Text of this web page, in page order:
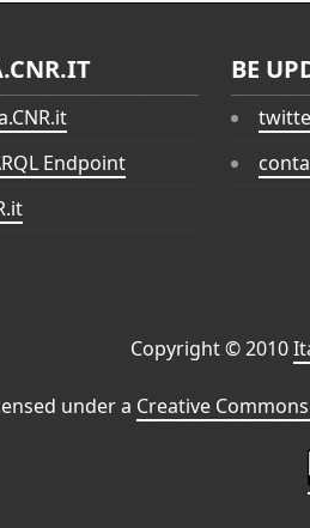
Endpoint
BE
Copyright © 2010
under a Creative